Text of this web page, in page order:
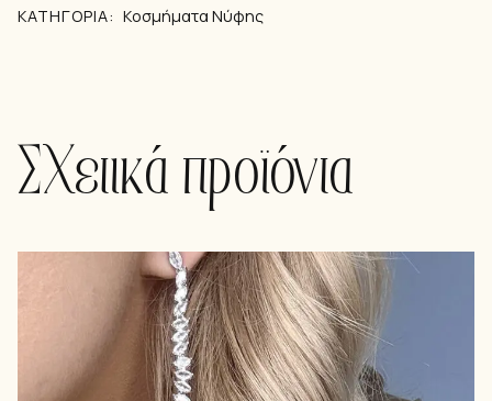
ΚΑΤΗΓΟΡΊΑ: Kοσμήματα Νύφης
Σχετικά προϊόντα